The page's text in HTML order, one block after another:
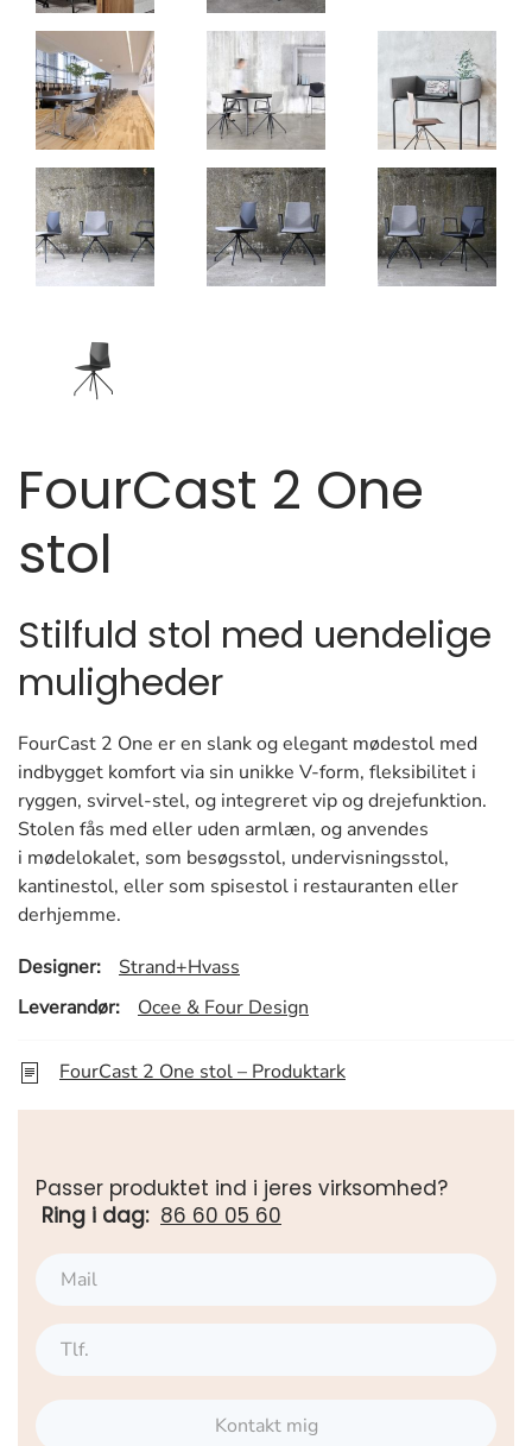
FourCast 2 One
stol
Stilfuld stol med uendelige
muligheder
FourCast 2 One er en slank og elegant mødestol med
indbygget komfort via sin unikke V-form, fleksibilitet i
ryggen, svirvel-stel, og integreret vip og drejefunktion.
Stolen fås med eller uden armlæn, og anvendes
i mødelokalet, som besøgsstol, undervisningsstol,
kantinestol, eller som spisestol i restauranten eller
derhjemme.
Designer:
Strand+Hvass
Leverandør:
Ocee & Four Design
FourCast 2 One stol – Produktark
Passer produktet ind i jeres virksomhed?
Ring i dag: 86 60 05 60
Kontakt mig